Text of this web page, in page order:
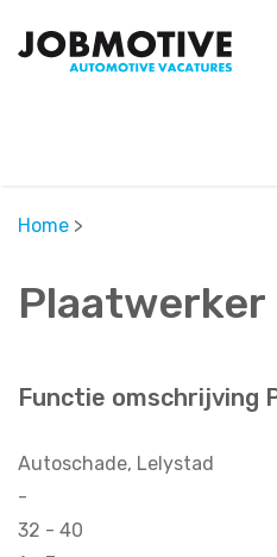
Home >
Plaatwerker
Functie omschrijving
Autoschade, Lelystad
-
32 - 40